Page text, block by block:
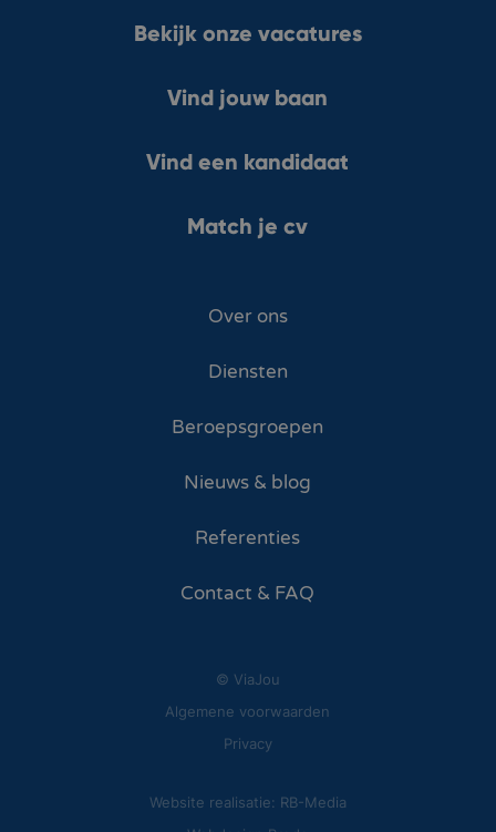
Bekijk onze vacatures
Vind jouw baan
Vind een kandidaat
Match je cv
Over ons
Diensten
Beroepsgroepen
Nieuws & blog
Referenties
Contact & FAQ
© ViaJou
Algemene voorwaarden
Privacy
Website realisatie: RB-Media